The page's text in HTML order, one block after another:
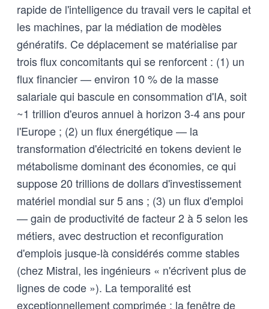
rapide de l'intelligence du travail vers le capital et
les machines, par la médiation de modèles
génératifs. Ce déplacement se matérialise par
trois flux concomitants qui se renforcent : (1) un
flux financier — environ 10 % de la masse
salariale qui bascule en consommation d'IA, soit
~1 trillion d'euros annuel à horizon 3-4 ans pour
l'Europe ; (2) un flux énergétique — la
transformation d'électricité en tokens devient le
métabolisme dominant des économies, ce qui
suppose 20 trillions de dollars d'investissement
matériel mondial sur 5 ans ; (3) un flux d'emploi
— gain de productivité de facteur 2 à 5 selon les
métiers, avec destruction et reconfiguration
d'emplois jusque-là considérés comme stables
(chez Mistral, les ingénieurs « n'écrivent plus de
lignes de code »). La temporalité est
exceptionnellement comprimée : la fenêtre de